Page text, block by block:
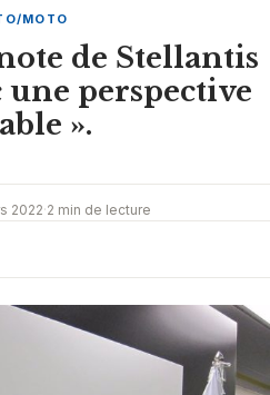
MOTO
de Stellantis
une perspective
».
2022·2 min de lecture